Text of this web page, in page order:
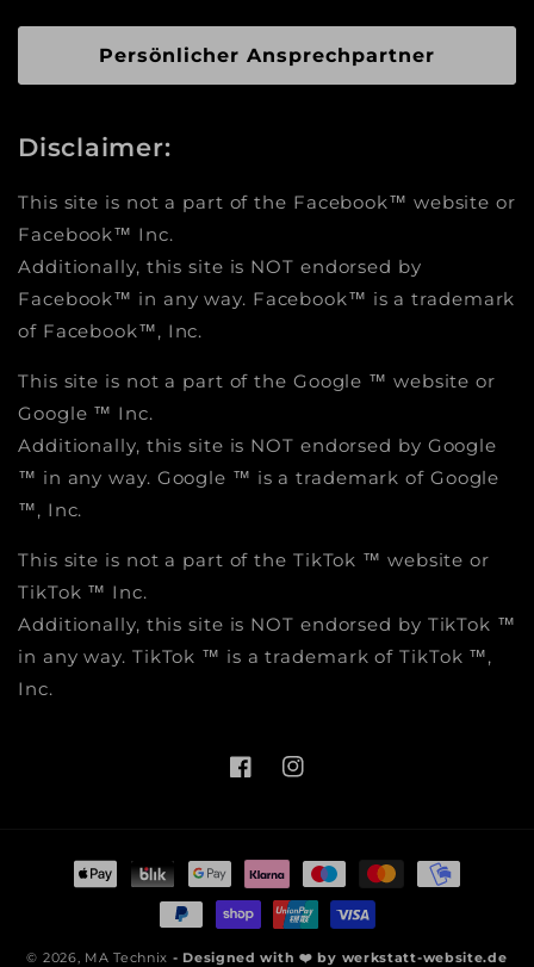
Persönlicher Ansprechpartner
Disclaimer:
This site is not a part of the Facebook™ website or
Facebook™ Inc.
Additionally, this site is NOT endorsed by
Facebook™ in any way. Facebook™ is a trademark
of Facebook™, Inc.
This site is not a part of the Google ™ website or
Google ™ Inc.
Additionally, this site is NOT endorsed by Google
™ in any way. Google ™ is a trademark of Google
™, Inc.
This site is not a part of the TikTok ™ website or
TikTok ™ Inc.
Additionally, this site is NOT endorsed by TikTok ™
in any way. TikTok ™ is a trademark of TikTok ™,
Inc.
FacebookInstagram
Zahlungsmethoden
© 2026, MA Technix - Designed with ❤️ by werkstatt-website.de